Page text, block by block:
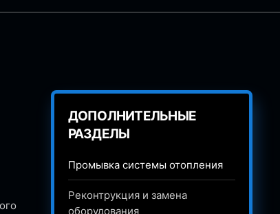
ДОПОЛНИТЕЛЬНЫЕ
РАЗДЕЛЫ
Промывка системы отопления
Реконтрукция и замена
оборудования